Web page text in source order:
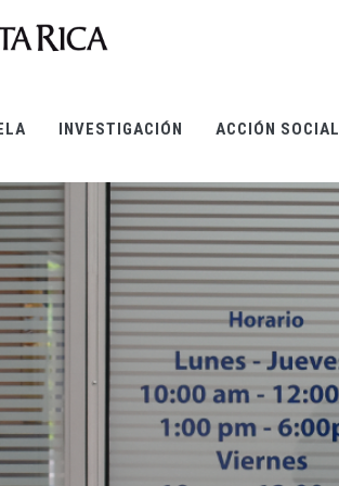
INVESTIGACIÓN ACCIÓN SOCIAL